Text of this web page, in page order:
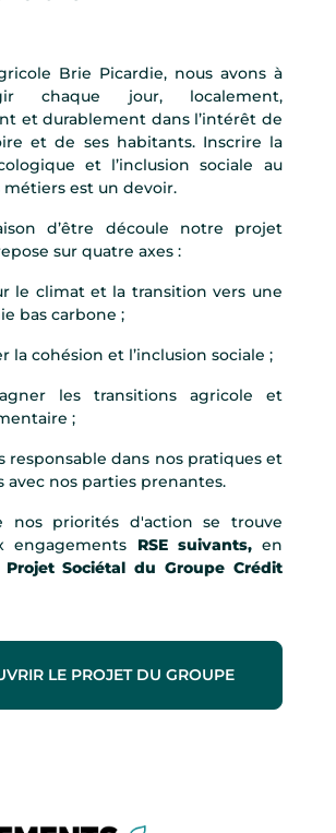
Brie Picardie, nous avons à
chaque jour, localement,
et durablement dans l’intérêt de
et de ses habitants. Inscrire la
et l’inclusion sociale au
est un devoir.
d’être découle notre projet
sur quatre axes :
le climat et la transition vers une
bas carbone ;
la cohésion et l’inclusion sociale ;
les transitions agricole et
;
responsable dans nos pratiques et
avec nos parties prenantes.
nos priorités d'action se trouve
engagements RSE suivants, en
Projet Sociétal du Groupe Crédit
LE PROJET DU GROUPE